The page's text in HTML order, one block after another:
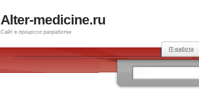
Alter-medicine.ru
Сайт в процессе разработки
IT-работа